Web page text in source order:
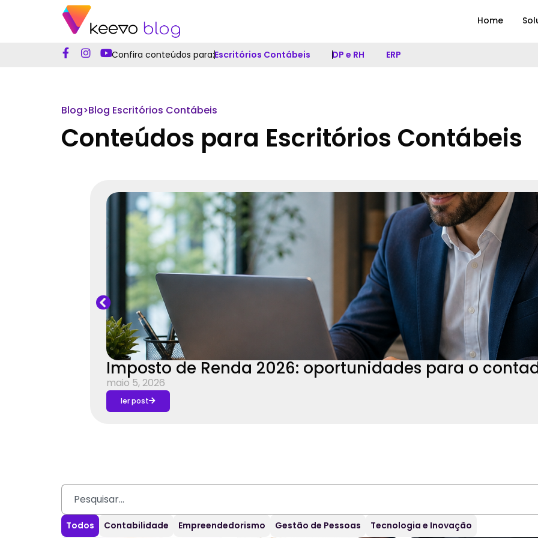
Home
Confira conteúdos para:Escritórios Contábeis DP e RH ERP
Blog>Blog Escritórios Contábeis
Conteúdos para Escritórios Contábeis
Imposto de Renda 2026: oportunidades para o
maio 5, 2026
ler post
Contabilidade Empreendedorismo Gestão de Pessoas Tecnologia e Inovação
Todos